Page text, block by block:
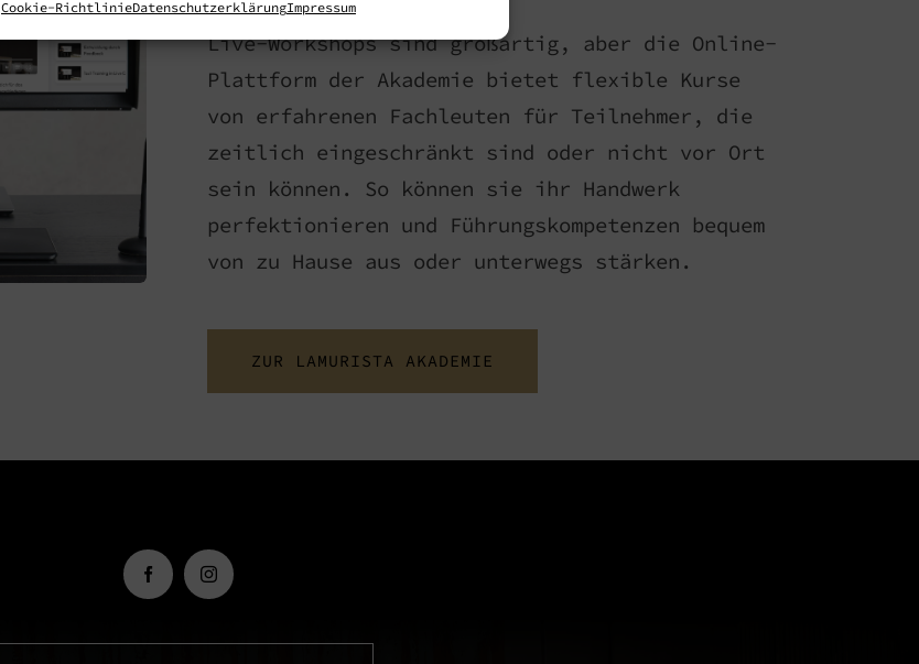
Cookie-RichtlinieDatenschutzerklärungImpressum
Live-Workshops sind großartig, aber die Online-
Plattform der Akademie bietet flexible Kurse
von erfahrenen Fachleuten für Teilnehmer, die
zeitlich eingeschränkt sind oder nicht vor Ort
sein können. So können sie ihr Handwerk
perfektionieren und Führungskompetenzen bequem
von zu Hause aus oder unterwegs stärken.
ZUR LAMURISTA AKADEMIE